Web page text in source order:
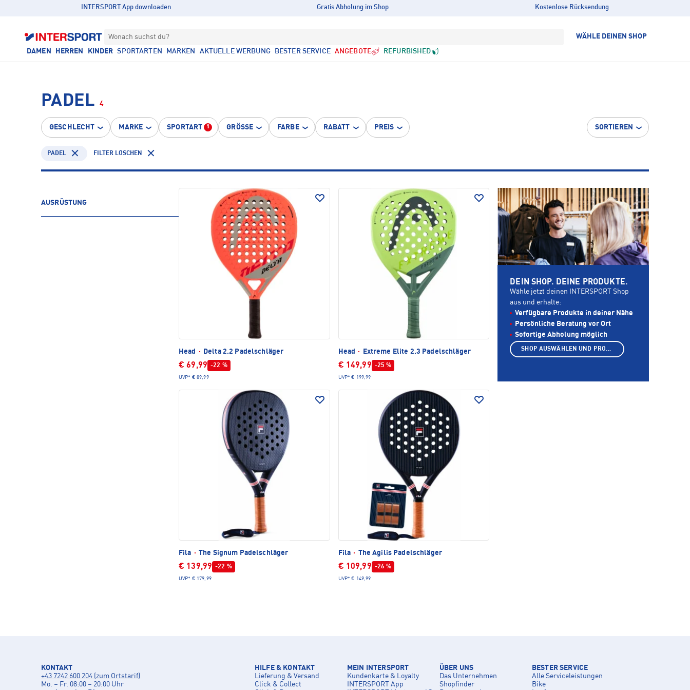
INTERSPORT App downloaden Gratis Abholung im Shop Kostenlose Rücksendung
Wonach suchst du? WÄHLE DEINEN SHOP
DAMEN HERREN KINDER SPORTARTEN MARKEN AKTUELLE WERBUNG BESTER SERVICE ANGEBOTE REFURBISHED
PADEL 4
GESCHLECHT MARKE SPORTART 1 GRÖSSE FARBE RABATT PREIS SORTIEREN
PADEL FILTER LÖSCHEN
AUSRÜSTUNG
Head · Delta 2.2 Padelschläger
€ 69,99 -22 %
UVP* € 89,99
Head · Extreme Elite 2.3 Padelschläger
€ 149,99 -25 %
UVP* € 199,99
Fila · The Signum Padelschläger
€ 139,99 -22 %
UVP* € 179,99
Fila · The Agilis Padelschläger
€ 109,99 -26 %
UVP* € 149,99
DEIN SHOP. DEINE PRODUKTE.
Wähle jetzt deinen INTERSPORT Shop
aus und erhalte:
Verfügbare Produkte in deiner Nähe
Persönliche Beratung vor Ort
Sofortige Abholung möglich
SHOP AUSWÄHLEN UND PRODUKTE ANZEIGEN
KONTAKT
+43 7242 600 204 (zum Ortstarif)
Mo. – Fr. 08:00 – 20:00 Uhr
HILFE & KONTAKT
Lieferung & Versand
Click & Collect
MEIN INTERSPORT
Kundenkarte & Loyalty
INTERSPORT App
ÜBER UNS
Das Unternehmen
Shopfinder
BESTER SERVICE
Alle Serviceleistungen
Bike